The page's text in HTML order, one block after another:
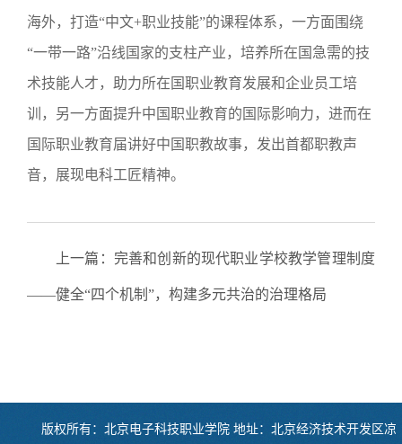
海外，打造“中文+职业技能”的课程体系，一方面围绕
“一带一路”沿线国家的支柱产业，培养所在国急需的技
术技能人才，助力所在国职业教育发展和企业员工培
训，另一方面提升中国职业教育的国际影响力，进而在
国际职业教育届讲好中国职教故事，发出首都职教声
音，展现电科工匠精神。
上一篇： 完善和创新的现代职业学校教学管理制度
——健全“四个机制”，构建多元共治的治理格局
版权所有：北京电子科技职业学院 地址：北京经济技术开发区凉